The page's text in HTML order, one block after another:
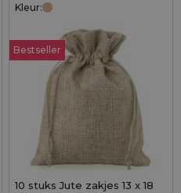
Kleur:
Bestseller
10 stuks Jute zakjes 13 x 18